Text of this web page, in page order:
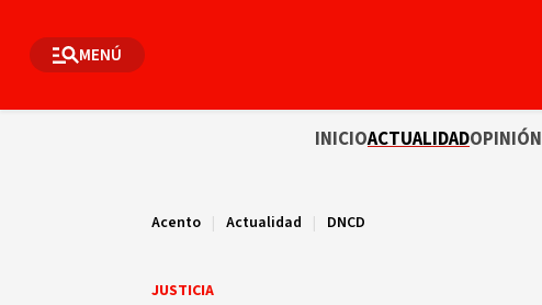
MENÚ
INICIOACTUALIDADOPINIÓN
Acento | Actualidad | DNCD
JUSTICIA